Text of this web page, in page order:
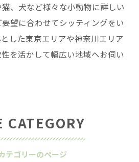
、犬など様々な小動物に詳しい
望に合わせてシッティングをい
した東京エリアや神奈川エリア
を活かして幅広い地域へお伺い
テゴリーのページ
CATEGORY